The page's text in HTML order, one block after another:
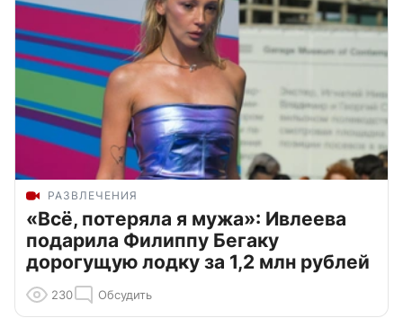
РАЗВЛЕЧЕНИЯ
«Всё, потеряла я мужа»: Ивлеева
подарила Филиппу Бегаку
дорогущую лодку за 1,2 млн рублей
230 Обсудить